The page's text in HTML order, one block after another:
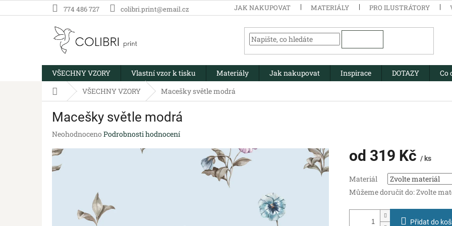
na
774 486 727 colibri.print@email.cz JAK NAKUPOVAT MATERIÁLY PRO ILUSTRÁTORY
VŠECHNY VZORY Vlastní vzor k tisku Materiály Jak nakupovat Inspirace DOTAZY Co
Domů VŠECHNY VZORY Macešky světle modrá
Macešky světle modrá
Průměrné
produktu
0,0
Neohodnoceno Podrobnosti hodnocení
od 319 Kč / ks
cena:
Materiál
Můžeme doručit do:Zvolte
Přidat do